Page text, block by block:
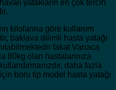
yatakların en çok tercih
kilolarına göre kullanım
baklava dilimli hasta yatağı
fakat Vanaca
80kg olan hastalarınıza
daha fazla
boru tip model hasta yatağı